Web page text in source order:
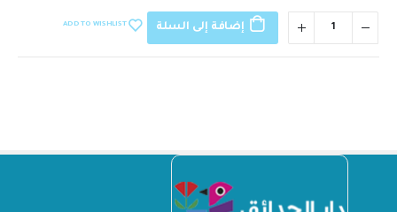
إضافة إلى السلة ADD TO WISHLIST